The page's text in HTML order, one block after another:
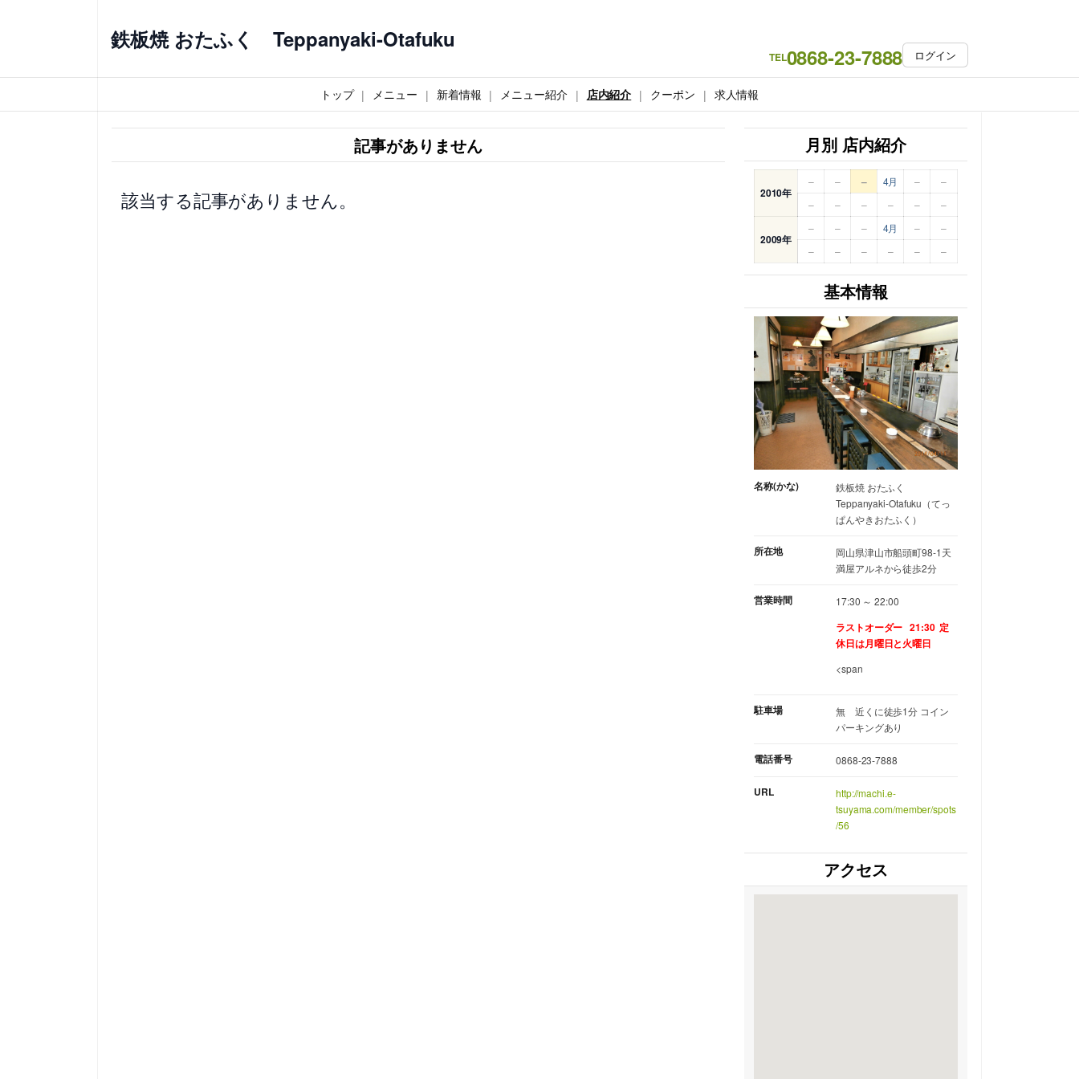
ス
キ
鉄板焼 おたふく Teppanyaki-Otafuku
TEL0868-23-7888 ログイン
トップ メニュー 新着情報 メニュー紹介 店内紹介 クーポン 求人情報
記事がありません
該当する記事がありません。
月別 店内紹介
2010年
– – – 4月 –
–
–
– – – – –
2009年
– – – 4月 –
–
–
– – – – –
基本情報
名称(かな)
鉄板焼 おたふく
Teppanyaki-Otafuku（てっ
ぱんやきおたふく）
所在地
岡山県津山市船頭町98-1天
満屋アルネから徒歩2分
営業時間 17:30 ～ 22:00
ラストオーダー 21:30 定
休日は月曜日と火曜日
<span
駐車場
無 近くに徒歩1分 コイン
パーキングあり
電話番号 0868-23-7888
URL
http://machi.e-
tsuyama.com/member/spots
/56
アクセス